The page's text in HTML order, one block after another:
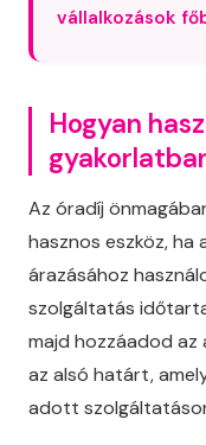
vállalkozások
Hogyan
Az óradíj
hasznos eszköz,
árazásához
szolgáltatás
majd hozzáadod az
az alsó határt,
adott